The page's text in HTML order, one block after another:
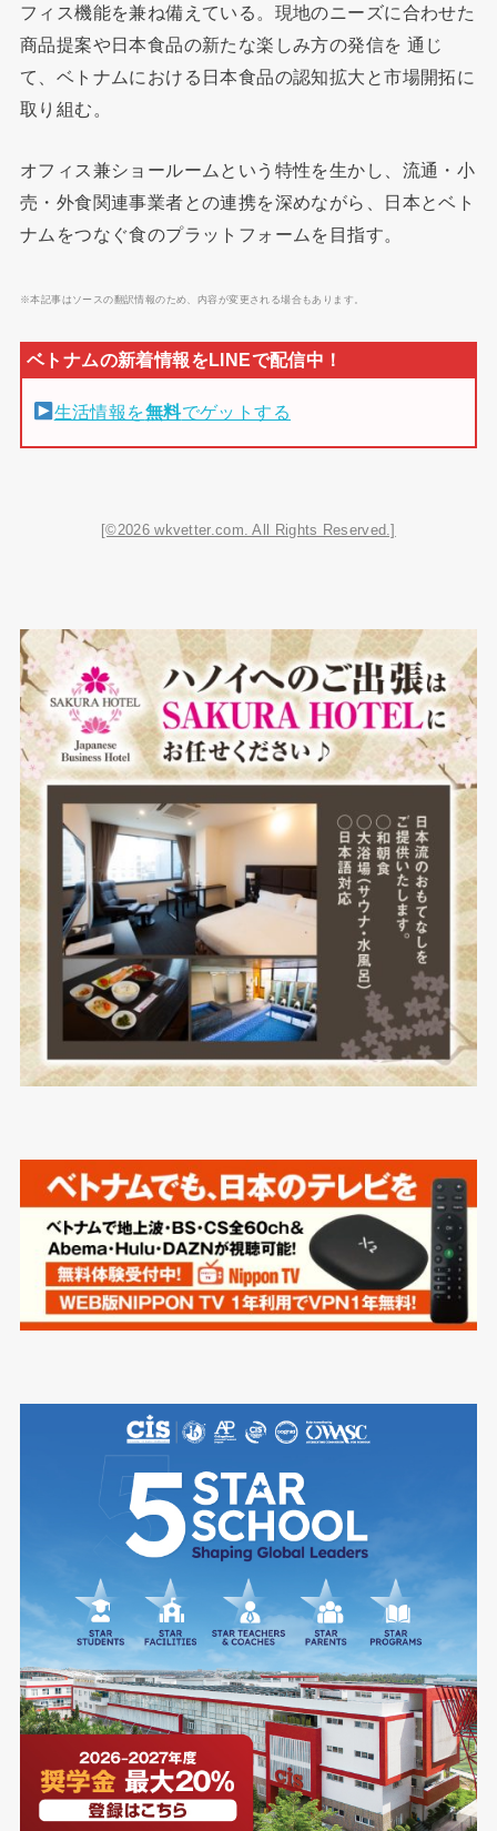
フィス機能を兼ね備えている。現地のニーズに合わせた
商品提案や⽇本⾷品の新たな楽しみ⽅の発信を 通じ
て、ベトナムにおける⽇本⾷品の認知拡⼤と市場開拓に
取り組む。
オフィス兼ショールームという特性を生かし、流通・小
売・外⾷関連事業者との連携を深めながら、⽇本とベト
ナムをつなぐ⾷のプラットフォームを⽬指す。
※本記事はソースの翻訳情報のため、内容が変更される場合もあります。
生活情報を無料でゲットする
[©2026 wkvetter.com. All Rights Reserved.]